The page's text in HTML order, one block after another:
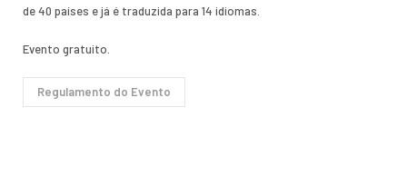
de 40 países e já é traduzida para 14 idiomas.
Evento gratuito.